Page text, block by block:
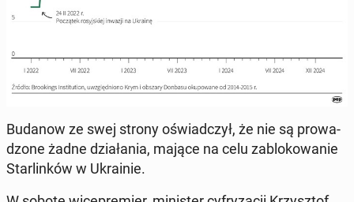
Budanow ze swej strony oświad­czył, że nie są pro­wa­
dzo­ne żadne dzia­ła­nia, mające na celu za­blo­ko­wa­nie
Star­lin­ków w Ukra­inie.